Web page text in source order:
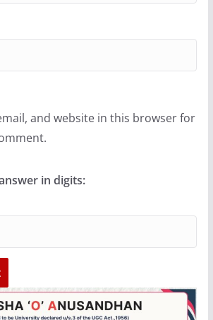
and website in this browser for
in digits: